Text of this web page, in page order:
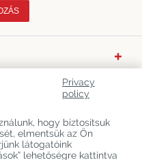
Privacy
policy
hogy biztosítsuk
elmentsük az Ön
látogatóink
lehetőségre kattintva